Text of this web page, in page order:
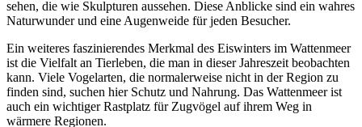
sehen, die wie Skulpturen aussehen. Diese Anblicke sind ein wahres
Naturwunder und eine Augenweide für jeden Besucher.
Ein weiteres faszinierendes Merkmal des Eiswinters im Wattenmeer
ist die Vielfalt an Tierleben, die man in dieser Jahreszeit beobachten
kann. Viele Vogelarten, die normalerweise nicht in der Region zu
finden sind, suchen hier Schutz und Nahrung. Das Wattenmeer ist
auch ein wichtiger Rastplatz für Zugvögel auf ihrem Weg in
wärmere Regionen.